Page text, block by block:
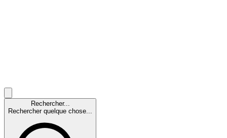
Rechercher...
Rechercher quelque chose...